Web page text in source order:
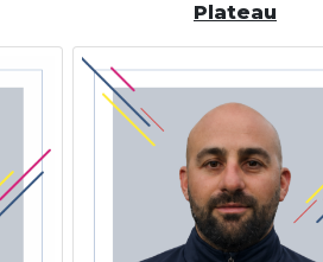
Plateau